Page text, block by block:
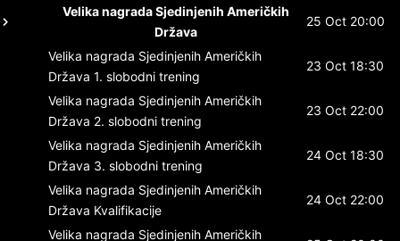
Velika nagrada Sjedinjenih Američkih
Država
25 Oct 20:00
Velika nagrada Sjedinjenih Američkih
Država 1. slobodni trening
23 Oct 18:30
Velika nagrada Sjedinjenih Američkih
Država 2. slobodni trening
23 Oct 22:00
Velika nagrada Sjedinjenih Američkih
Država 3. slobodni trening
24 Oct 18:30
Velika nagrada Sjedinjenih Američkih
Država Kvalifikacije
24 Oct 22:00
Velika nagrada Sjedinjenih Američkih